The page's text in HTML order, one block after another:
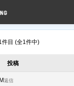
ム
件目 (全1件中)
投稿
返信